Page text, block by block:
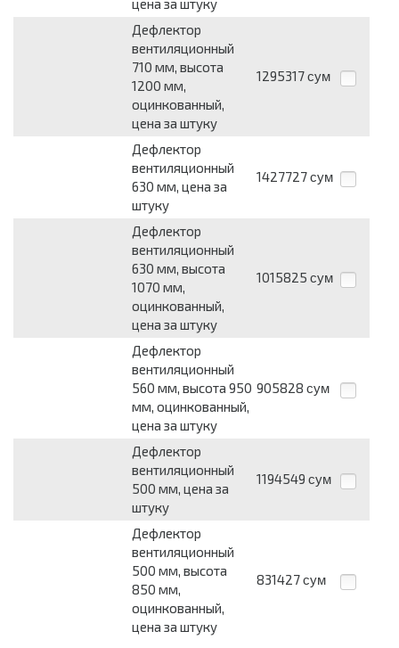
цена за штуку
Дефлектор
вентиляционный
710 мм, высота
1200 мм,
оцинкованный,
цена за штуку
1295317 сум
Дефлектор
вентиляционный
630 мм, цена за
штуку
1427727 сум
Дефлектор
вентиляционный
630 мм, высота
1070 мм,
оцинкованный,
цена за штуку
1015825 сум
Дефлектор
вентиляционный
560 мм, высота 950
мм, оцинкованный,
цена за штуку
905828 сум
Дефлектор
вентиляционный
500 мм, цена за
штуку
1194549 сум
Дефлектор
вентиляционный
500 мм, высота
850 мм,
оцинкованный,
цена за штуку
831427 сум